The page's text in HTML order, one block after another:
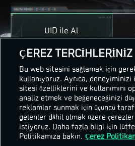
UID ile Al
UID
CDK
ÇEREZ TERCİHLERİNİZ
Bu web sitesini sağlamak için
kullanıyoruz. Ayrıca,
sitesi özelliklerini ve kullanımını
analiz etmek ve beğeneceğinizi
reklamlar sunmak için üçüncü
gelenler dâhil olmak üzere
istiyoruz. Daha fazla bilgi için
Politikamıza bakın. Çerez